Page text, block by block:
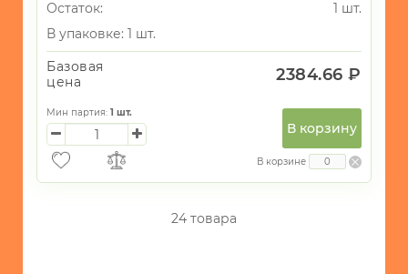
Остаток:
1 шт.
В упаковке: 1 шт.
Базовая
цена
2384.66 ₽
Мин партия: 1 шт.
В корзину
В корзине
24 товара